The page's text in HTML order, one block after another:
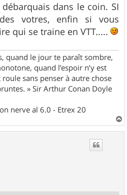
dans le coin. SI
votres, enfin si vous
qui se traine en VTT.....
quand le jour te paraît sombre,
quand l’espoir n’y est
sans penser à autre chose
» Sir Arthur Conan Doyle
nerve al 6.0 - Etrex 20
a